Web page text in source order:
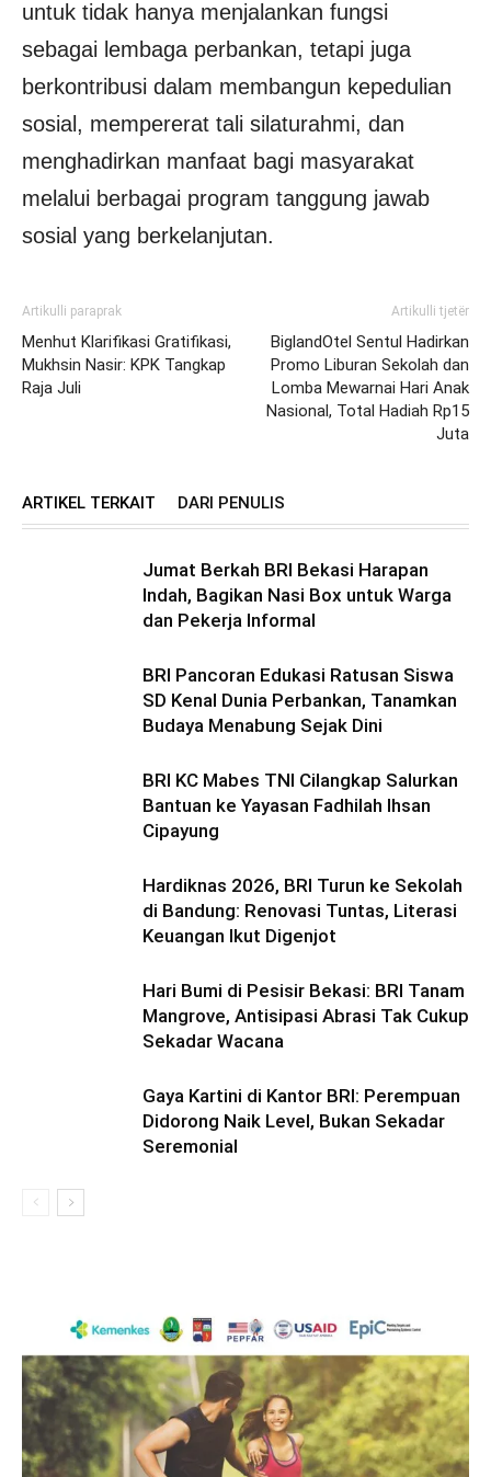
untuk tidak hanya menjalankan fungsi
sebagai lembaga perbankan, tetapi juga
berkontribusi dalam membangun kepedulian
sosial, mempererat tali silaturahmi, dan
menghadirkan manfaat bagi masyarakat
melalui berbagai program tanggung jawab
sosial yang berkelanjutan.
Artikulli paraprak
Menhut Klarifikasi Gratifikasi,
Mukhsin Nasir: KPK Tangkap
Raja Juli
Artikulli tjetër
BiglandOtel Sentul Hadirkan
Promo Liburan Sekolah dan
Lomba Mewarnai Hari Anak
Nasional, Total Hadiah Rp15
Juta
ARTIKEL TERKAIT DARI PENULIS
Jumat Berkah BRI Bekasi Harapan
Indah, Bagikan Nasi Box untuk Warga
dan Pekerja Informal
BRI Pancoran Edukasi Ratusan Siswa
SD Kenal Dunia Perbankan, Tanamkan
Budaya Menabung Sejak Dini
BRI KC Mabes TNI Cilangkap Salurkan
Bantuan ke Yayasan Fadhilah Ihsan
Cipayung
Hardiknas 2026, BRI Turun ke Sekolah
di Bandung: Renovasi Tuntas, Literasi
Keuangan Ikut Digenjot
Hari Bumi di Pesisir Bekasi: BRI Tanam
Mangrove, Antisipasi Abrasi Tak Cukup
Sekadar Wacana
Gaya Kartini di Kantor BRI: Perempuan
Didorong Naik Level, Bukan Sekadar
Seremonial